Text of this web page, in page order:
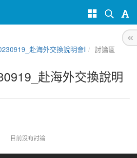
赴海外交換說明會I 討論區
赴海外交換說明
目前沒有討論